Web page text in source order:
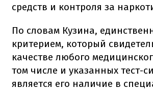
средств и контроля за
По словам Кузина,
критерием, который
качестве любого
том числе и указанных тест-
является его наличие в